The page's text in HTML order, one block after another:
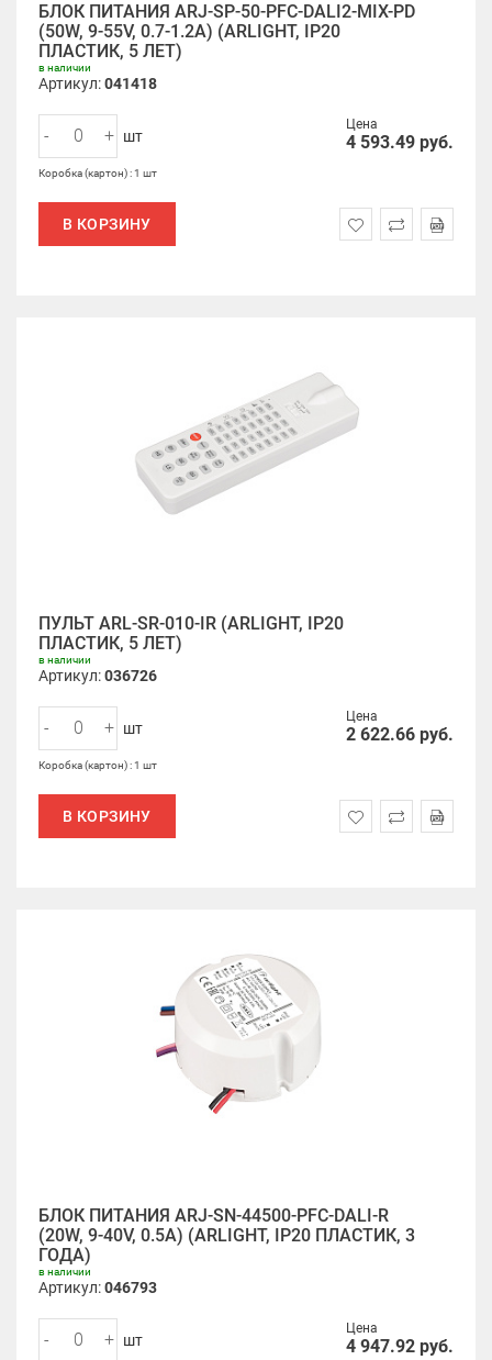
БЛОК ПИТАНИЯ ARJ-SP-50-PFC-DALI2-MIX-PD
(50W, 9-55V, 0.7-1.2А) (ARLIGHT, IP20
ПЛАСТИК, 5 ЛЕТ)
в наличии
Артикул:041418
Цена
4 593.49 руб.
- + шт
Коробка (картон) : 1 шт
В КОРЗИНУ
ПУЛЬТ ARL-SR-010-IR (ARLIGHT, IP20
ПЛАСТИК, 5 ЛЕТ)
в наличии
Артикул:036726
Цена
2 622.66 руб.
- + шт
Коробка (картон) : 1 шт
В КОРЗИНУ
БЛОК ПИТАНИЯ ARJ-SN-44500-PFC-DALI-R
(20W, 9-40V, 0.5A) (ARLIGHT, IP20 ПЛАСТИК, 3
ГОДА)
в наличии
Артикул:046793
Цена
4 947.92 руб.
- + шт